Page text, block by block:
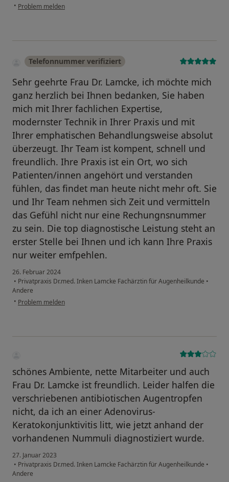
• Problem melden
Telefonnummer verifiziert
Sehr geehrte Frau Dr. Lamcke, ich möchte mich
ganz herzlich bei Ihnen bedanken, Sie haben
mich mit Ihrer fachlichen Expertise,
modernster Technik in Ihrer Praxis und mit
Ihrer emphatischen Behandlungsweise absolut
überzeugt. Ihr Team ist kompent, schnell und
freundlich. Ihre Praxis ist ein Ort, wo sich
Patienten/innen angehört und verstanden
fühlen, das findet man heute nicht mehr oft. Sie
und Ihr Team nehmen sich Zeit und vermitteln
das Gefühl nicht nur eine Rechungnsnummer
zu sein. Die top diagnostische Leistung steht an
erster Stelle bei Ihnen und ich kann Ihre Praxis
nur weiter emfpehlen.
26. Februar 2024
• Privatpraxis Dr.med. Inken Lamcke Fachärztin für Augenheilkunde •
Andere
• Problem melden
schönes Ambiente, nette Mitarbeiter und auch
Frau Dr. Lamcke ist freundlich. Leider halfen die
verschriebenen antibiotischen Augentropfen
nicht, da ich an einer Adenovirus-
Keratokonjunktivitis litt, wie jetzt anhand der
vorhandenen Nummuli diagnostiziert wurde.
27. Januar 2023
• Privatpraxis Dr.med. Inken Lamcke Fachärztin für Augenheilkunde •
Andere